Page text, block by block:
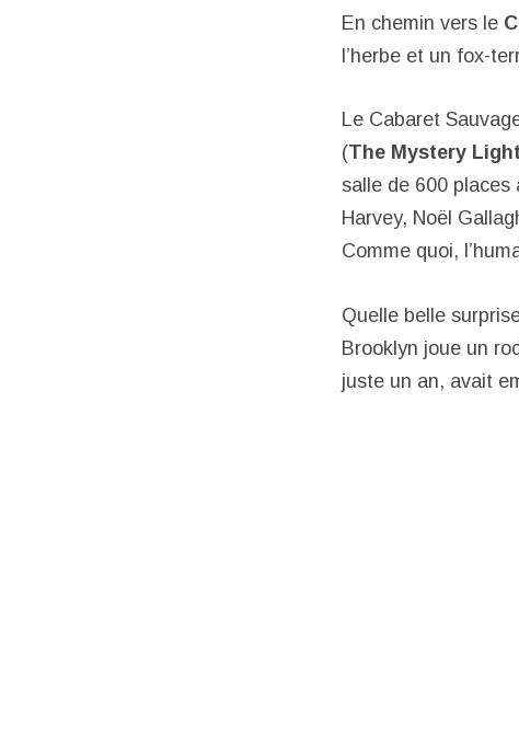
En chemin vers le
l’herbe et un fox-
Le Cabaret
(The Mystery
salle de 600 places
Harvey, Noël
Comme quoi,
Quelle belle
Brooklyn joue un
juste un an, avait